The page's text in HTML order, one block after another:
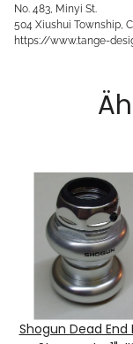
No. 483, Minyi St.
504 Xiushui Township,
https://www.tange-
Shogun Dead End